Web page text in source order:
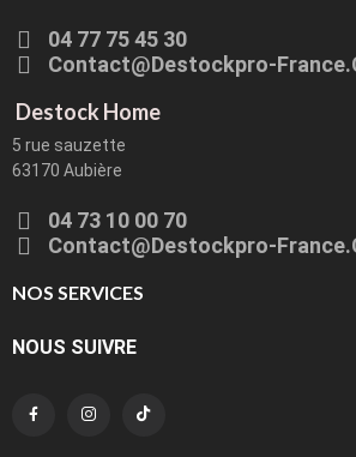
04 77 75 45 30
Contact@destockpro-
Destock Home
5 rue sauzette
63170 Aubière
04 73 10 00 70
Contact@destockpro-
NOS SERVICES
NOUS SUIVRE